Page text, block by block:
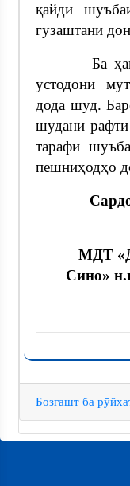
қайди
гузаштани
Ба ҳамаи
устодони
дода шуд.
шудани рафти
тарафи
пешниҳодҳо
МДТ
Сино»
Бозгашт ба